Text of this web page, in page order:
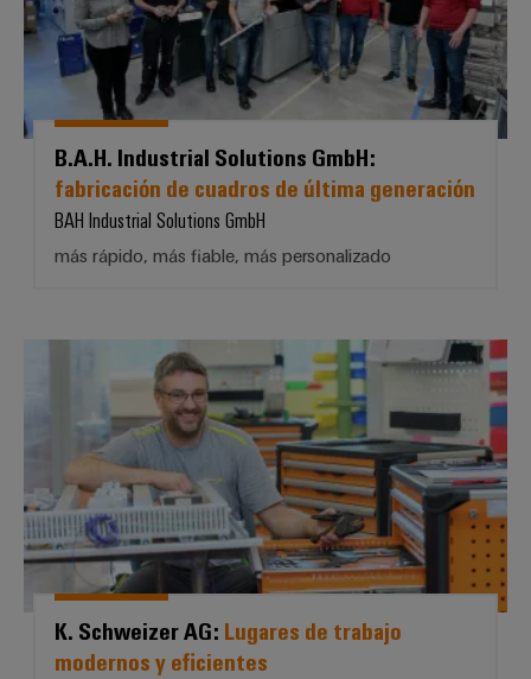
B.A.H. Industrial Solutions GmbH:
fabricación de cuadros de última generación
BAH Industrial Solutions GmbH
más rápido, más fiable, más personalizado
K. Schweizer AG: *Lugares de
K. Schweizer AG: Lugares de trabajo
modernos y eficientes